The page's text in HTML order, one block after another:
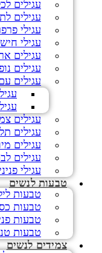
עגילים
עגילים
עגילי
עגילי
עגילים
עגילים
עגילים
עגילים
עגילים
עגילים
עגילים
עגילי
טבעות לנשים
טבעות
טבעות כסף
טבעות
טבעות
צמידים לנשים